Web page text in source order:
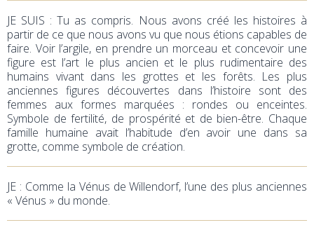
JE SUIS : Tu as compris. Nous avons créé les histoires à
partir de ce que nous avons vu que nous étions capables de
faire. Voir l’argile, en prendre un morceau et concevoir une
figure est l’art le plus ancien et le plus rudimentaire des
humains vivant dans les grottes et les forêts. Les plus
anciennes figures découvertes dans l’histoire sont des
femmes aux formes marquées : rondes ou enceintes.
Symbole de fertilité, de prospérité et de bien-être. Chaque
famille humaine avait l’habitude d’en avoir une dans sa
grotte, comme symbole de création.
JE : Comme la Vénus de Willendorf, l’une des plus anciennes
« Vénus » du monde.